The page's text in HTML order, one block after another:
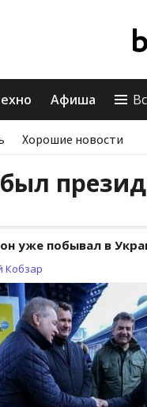
Афиша
Хорошие новости
уже побывал в
Кобзар